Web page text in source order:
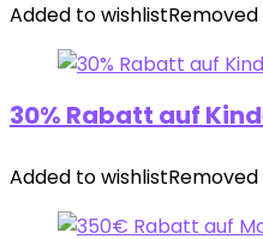
Added to wishlist
30% Rabatt auf
Added to wishlist